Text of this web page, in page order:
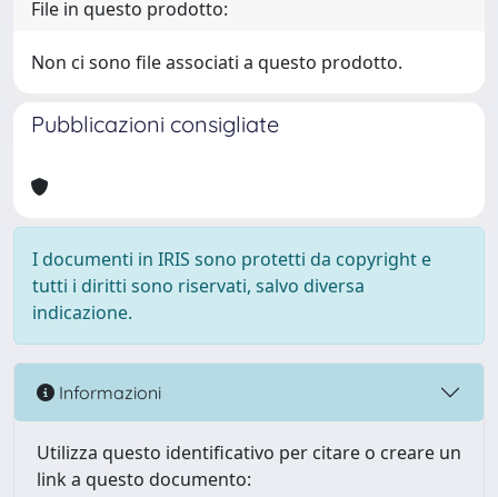
File in questo prodotto:
Non ci sono file associati a questo prodotto.
Pubblicazioni consigliate
I documenti in IRIS sono protetti da copyright e
tutti i diritti sono riservati, salvo diversa
indicazione.
Informazioni
Utilizza questo identificativo per citare o creare un
link a questo documento: